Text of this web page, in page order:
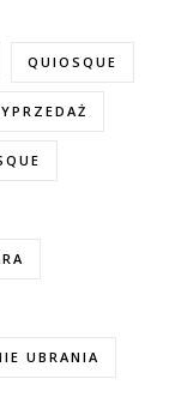
QUIOSQUE
UBRANIA